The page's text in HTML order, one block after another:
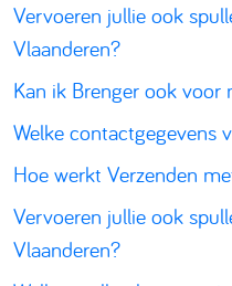
Vervoeren jullie ook
Vlaanderen?
Kan ik Brenger ook
Welke contactgegevens
Hoe werkt Verzenden
Vervoeren jullie ook
Vlaanderen?